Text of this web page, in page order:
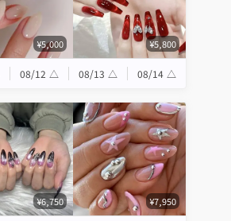
¥5,000 ¥5,800
08/12 △ 08/13 △ 08/14 △
¥6,750 ¥7,950